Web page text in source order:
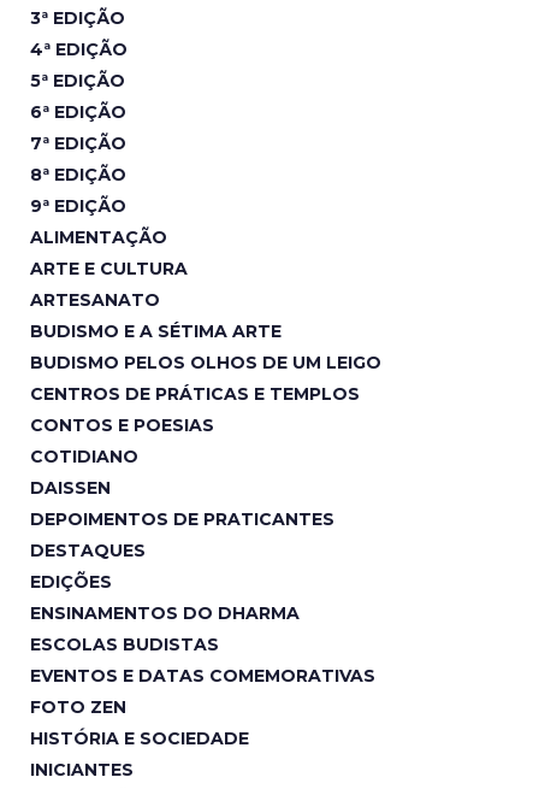
3ª EDIÇÃO
4ª EDIÇÃO
5ª EDIÇÃO
6ª EDIÇÃO
7ª EDIÇÃO
8ª EDIÇÃO
9ª EDIÇÃO
ALIMENTAÇÃO
ARTE E CULTURA
ARTESANATO
BUDISMO E A SÉTIMA ARTE
BUDISMO PELOS OLHOS DE UM LEIGO
CENTROS DE PRÁTICAS E TEMPLOS
CONTOS E POESIAS
COTIDIANO
DAISSEN
DEPOIMENTOS DE PRATICANTES
DESTAQUES
EDIÇÕES
ENSINAMENTOS DO DHARMA
ESCOLAS BUDISTAS
EVENTOS E DATAS COMEMORATIVAS
FOTO ZEN
HISTÓRIA E SOCIEDADE
INICIANTES